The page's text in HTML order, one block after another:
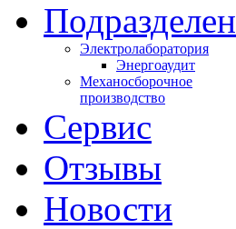
Электролаборатория
Энергоаудит
Механосборочное
производство
Сервис
Отзывы
Новости